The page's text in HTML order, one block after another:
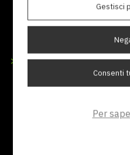
La documentazione
essenziale per il successo
limita a fornire istruzioni
> LEGGI ARTICOLO
Gestisci
Consenti
Per